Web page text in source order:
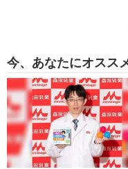
今、あなたにオスス